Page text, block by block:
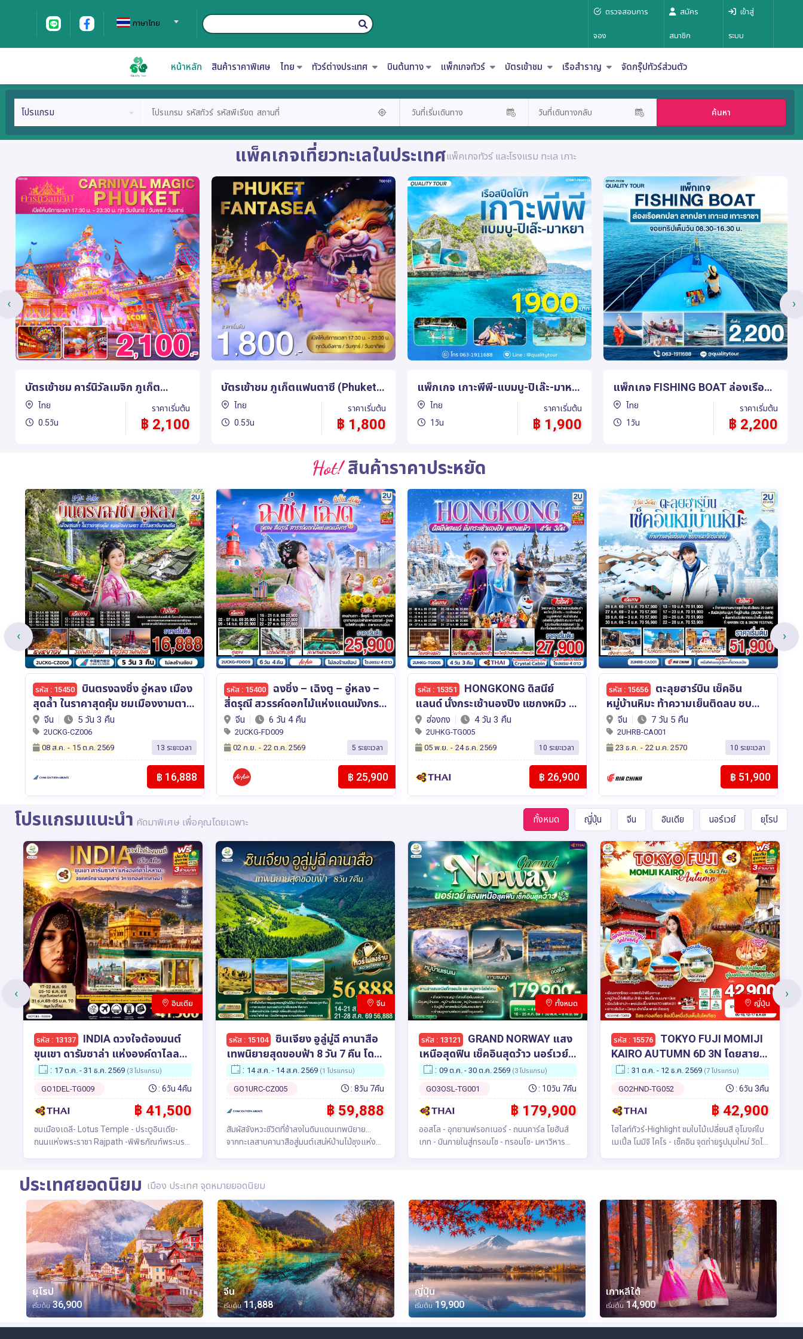
ภาษาไทย
ตรวจสอบการ
จอง
สมัคร
สมาชิก
เข้าสู่
ระบบ
หน้าหลัก สินค้าราคาพิเศษ ไทย ทัวร์ต่างประเทศ บินต้นทาง แพ็กเกจทัวร์ บัตรเข้าชม เรือสำราญ จัดกรุ๊ปทัวร์ส่วนตัว
โปรแกรม ค้นหา
แพ็คเกจเที่ยวทะเลในประเทศแพ็คเกจทัวร์ และโรงแรม ทะเล เกาะ
บัตรเข้าชม ภูเก็ตแฟนตาซี (Phuket
FantaSea)
ไทย
0.5วัน
ราคาเริ่มต้น
฿ 1,800
แพ็กเกจ เกาะพีพี-แบมบู-ปิเล๊ะ-มาห
ยา (เรือสปีดโบ๊ท)
ไทย
1วัน
ราคาเริ่มต้น
฿ 1,900
แพ็กเกจ FISHING BOAT ล่องเรือตก
ปลา ลากปลา เกาะเฮ เกาะราชา จอย
ทริปเต็มวัน
ไทย
1วัน
ราคาเริ่มต้น
฿ 2,200
แพ็กเกจ เกาะพีพี-เกาะไข่-ปิเล๊ะ-มาห
ยา (เรือสปีดโบ๊ท)
ไทย
1วัน
ราคาเริ่มต้น
฿ 1,600
‹ ›
Hot!สินค้าราคาประหยัด
รหัส : 15400
สี่ดรุณี สวรรค์ดอกไม้แห่งแดนมังกร
**ไม่ลงร้านช้อป** 6 วัน 4 คืน โดยสาย
การบิน Air Asia (FD)
จีน 6 วัน 4 คืน
2UCKG-FD009
02 ก.ย. - 22 ต.ค. 2569 5 ระยะเวลา
฿ 25,900
รหัส : 15351
แลนด์ นั่งกระเช้านองปิง แชกงหมิว 4
วัน 3 คืน (ฟรีเดย์) โดยสายการบิน
Thai Airways (TG)
ฮ่องกง 4 วัน 3 คืน
2UHKG-TG005
05 พ.ย. - 24 ธ.ค. 2569 10 ระยะเวลา
฿ 26,900
รหัส : 15656
หมู่บ้านหิมะ ท้าความเย็นติดลบ ซบ
อาณาจักรน้ำแข็ง 7 วัน 5 คืน โดยการ
บิน แอร์ ไชน่า (CA)
จีน 7 วัน 5 คืน
2UHRB-CA001
23 ธ.ค. - 22 ม.ค. 2570 10 ระยะเวลา
฿ 51,900
รหัส : 15007
ชิงเต่า 6 วัน 5 คืน (นั่งรถไฟความเร็ว
สูง) สัมผัสความคลาสิก และโรแมน
ติกในทริปเดียว！ โดยสายการบิน
Cathay Pacific (CX)
จีน 6 วัน 5 คืน
2UPEK-CX001
03 ก.ย. - 15 ต.ค. 2569 4 ระยะเวลา
฿ 32,888
‹ ›
โปรแกรมแนะนำ คัดมาพิเศษ เพื่อคุณโดยเฉพาะ ทั้งหมด ญี่ปุ่น จีน อินเดีย นอร์เวย์ ยุโรป
อินเดีย
รหัส : 13137
ขุนเขา ดารัมซาล่า แห่งองค์ดาไลลา
มะ จรดศรัทธาอมฤตสาร์ วิหาร
ทองคำกลางน้ำ 6วัน 4คืน โดยสาย
การบิน Thai Airways (TG)
: 17 ต.ค. - 31 ธ.ค. 2569 (3 โปรแกรม)
GO1DEL-TG009 : 6วัน 4คืน
฿ 41,500
ชมเมืองเดลี- Lotus Temple - ประตูอินเดีย-
ถนนแห่งพระราชา Rajpath -พิพิธภัณฑ์พระบรม
เงิน แห่งพระแม่ลักษมี - ถนนมรดกประวัติศาสตร์
- พิธีลดธงชายแดน อินเดีย -ปากีสถาน ด่านวา
กาห์ (Wagah Border) - ชมสนามกีฬาคริกเก็ตรัฐ
หิมาจัล - วัดไทย “ธรรมศาลา” - ตําหนักองค์ดา
ไลลามะ - พิพิธภัณฑ์ธิเบต “พุทธนิกายมหายาน” -
ชิมลา ชมนิวาสเก่าอุปราชอังกฤษ -โบสถ์คริสต์นีโอ
โกธิค
จีน
รหัส : 15104
เทพนิยายสุดขอบฟ้า 8 วัน 7 คืน โดย
การบิน ไชน่า เซาเทิร์น (CZ)
: 14 ส.ค. - 14 ส.ค. 2569 (1 โปรแกรม)
GO1URC-CZ005 : 8วัน 7คืน
฿ 59,888
สัมผัสจังหวะชีวิตที่ช้าลงในดินแดนเทพนิยาย...
จากทะเลสาบคานาสือสู่มนต์เสน่ห์บ้านไม้ซุงแห่งซิ
เบิร์ชที่กำลังผลิใบ สัมผัสแสงแดดอ่อนๆ ที่ลอด
ผ่านกิ่งไม้ในบรรยากาศที่แสนละมุน | ตื่นตาตื่นใจ
กับ "ธารน้ำห้าสี" และ "เมืองปีศาจอูเหอ" | ความ
มหัศจรรย์ของธรรมชาติที่ตัดกับความอ่อนโยน
ของฤดูใบไม้ผลิได้อย่างน่าอัศจรรย์
ทั้งหมด
รหัส : 13121
เหนือสุดฟิน เช็คอินสุดว้าว นอร์เวย์
10 วัน 7 คืน โดยสายการบินไทย
(TG)
: 09 ต.ค. - 30 ต.ค. 2569 (3 โปรแกรม)
GO3OSL-TG001 : 10วัน 7คืน
฿ 179,900
ออสโล - อุทยานฟรอกเนอร์ - ถนนคาร์ล โยฮันส์
เกท - บินภายในสู่ทรอมโซ - ทรอมโซ- มหาวิหาร
ญี่ปุ่น
รหัส : 15576
KAIRO AUTUMN 6D 3N โดยสาย
การบินไทย [TG]
: 31 ต.ค. - 12 ธ.ค. 2569 (7 โปรแกรม)
GO2HND-TG052 : 6วัน 3คืน
฿ 42,900
ไฮไลท์ทัวร์-Highlight ชมใบไม้เปลี่ยนสี อุโมงค์ใบ
เมเปิ้ล โมมิจิ ไคโร - เช็คอิน จุดถ่ายรูปมุมใหม่ วัดไท
โยโกฮาม่า – แหล่งช้อปปิ้ง MINATO MIRAI21 –
เกาะเอโนชิมะ – มิตซุย เอ้าท์เล็ต พาร์ค คิซะระซุ –
บุฟเฟ่ต์ ขาปู
‹ ›
ประเทศยอดนิยม เมือง ประเทศ จุดหมายยอดนิยม
ยุโรป
เริ่มต้น 36,900
จีน
เริ่มต้น 11,888
ญี่ปุ่น
เริ่มต้น 19,900
เกาหลีใต้
เริ่มต้น 14,900